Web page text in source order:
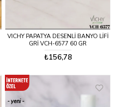
VICHY PAPATYA DESENLİ BANYO LİFİ
GRİ VCH-6577 60 GR
₺156,78
yeni